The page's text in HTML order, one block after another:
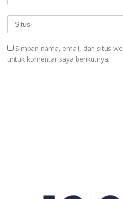
Simpan nama, email, dan situs
untuk komentar saya berikutnya.